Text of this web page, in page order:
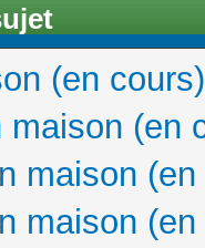
(en cours)
(en
maison
maison